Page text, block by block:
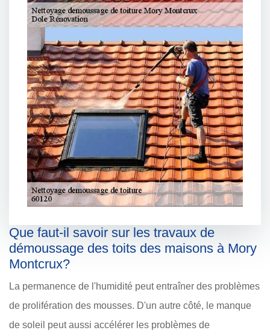
Que faut-il savoir sur les travaux de
démoussage des toits des maisons à Mory
Montcrux?
La permanence de l'humidité peut entraîner des problèmes
de prolifération des mousses. D'un autre côté, le manque
de soleil peut aussi accélérer les problèmes de